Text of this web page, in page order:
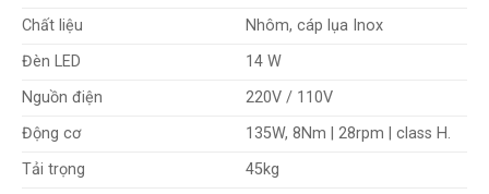
Chất liệu
Nhôm, cáp lụa Inox
Đèn LED
14 W
Nguồn điện
220V / 110V
Động cơ
135W, 8Nm | 28rpm | class H.
Tải trọng
45kg